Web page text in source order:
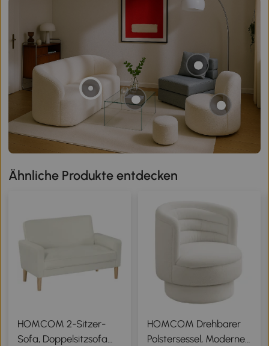
Ähnliche Produkte entdecken
HOMCOM 2-Sitzer-
Sofa, Doppelsitzsofa
HOMCOM Drehbarer
Polstersessel, Moderner